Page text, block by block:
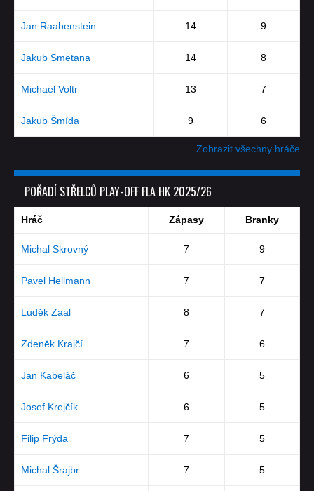
Jan Raabenstein 14 9
Jakub Smetana 14 8
Michael Voltr 13 7
Jakub Šmída 9 6
Zobrazit všechny hráče
POŘADÍ STŘELCŮ PLAY-OFF FLA HK 2025/26
Hráč Zápasy Branky
Michal Skrovný 7 9
Pavel Hellmann 7 7
Luděk Zaal 8 7
Zdeněk Krajčí 7 6
Jan Kabeláč 6 5
Josef Krejčík 6 5
Filip Frýda 7 5
Michal Šrajbr 7 5